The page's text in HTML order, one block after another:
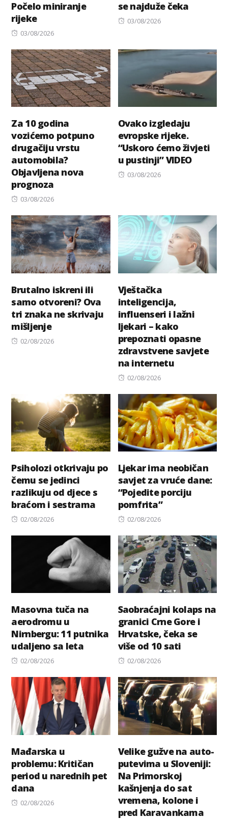
Počelo miniranje
rijeke
Posted
03/08/2026
se najduže čeka
Posted
03/08/2026
Za 10 godina
vozićemo potpuno
drugačiju vrstu
automobila?
Objavljena nova
prognoza
Posted
03/08/2026
Ovako izgledaju
evropske rijeke.
“Uskoro ćemo živjeti
u pustinji” VIDEO
Posted
03/08/2026
Brutalno iskreni ili
samo otvoreni? Ova
tri znaka ne skrivaju
mišljenje
Posted
02/08/2026
Vještačka
inteligencija,
influenseri i lažni
ljekari – kako
prepoznati opasne
zdravstvene savjete
na internetu
Posted
02/08/2026
Psiholozi otkrivaju po
čemu se jedinci
razlikuju od djece s
braćom i sestrama
Posted
02/08/2026
Ljekar ima neobičan
savjet za vruće dane:
“Pojedite porciju
pomfrita”
Posted
02/08/2026
Masovna tuča na
aerodromu u
Nirnbergu: 11 putnika
udaljeno sa leta
Posted
02/08/2026
Saobraćajni kolaps na
granici Crne Gore i
Hrvatske, čeka se
više od 10 sati
Posted
02/08/2026
Mađarska u
problemu: Kritičan
period u narednih pet
dana
Posted
02/08/2026
Velike gužve na auto-
putevima u Sloveniji:
Na Primorskoj
kašnjenja do sat
vremena, kolone i
pred Karavankama